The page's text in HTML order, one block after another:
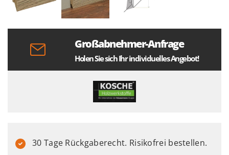
Großabnehmer-Anfrage
Holen Sie sich Ihr individuelles Angebot!
30 Tage Rückgaberecht. Risikofrei bestellen.